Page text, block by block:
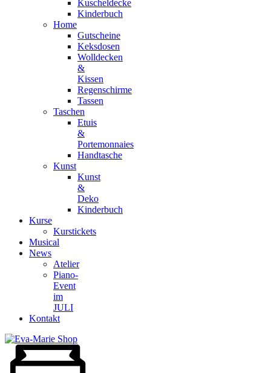
Kuscheldecke
Kinderbuch
Home
Gutscheine
Keksdosen
Wolldecken
&
Kissen
Regenschirme
Tassen
Taschen
Etuis
&
Portemonnaies
Handtasche
Kunst
Kunst
&
Deko
Kinderbuch
Kurse
Kurstickets
Musical
News
Atelier
Piano-
Event
im
JULI
Kontakt